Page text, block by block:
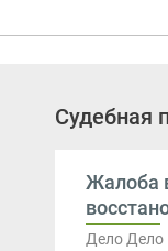
Судебная
Жалоба
Дело Дело